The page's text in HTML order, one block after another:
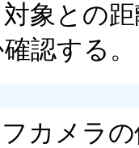
対象との
認する。
フカメラ